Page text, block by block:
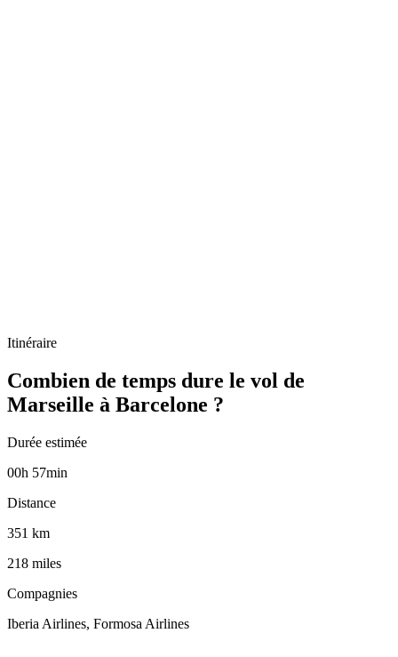
Itinéraire
Combien de temps dure le vol de
Marseille à Barcelone ?
Durée estimée
00h 57min
Distance
351 km
218 miles
Compagnies
Iberia Airlines, Formosa Airlines